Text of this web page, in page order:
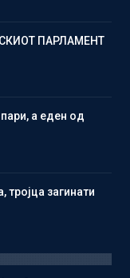
ПАРЛАМЕНТ
а еден од
тројца загинати